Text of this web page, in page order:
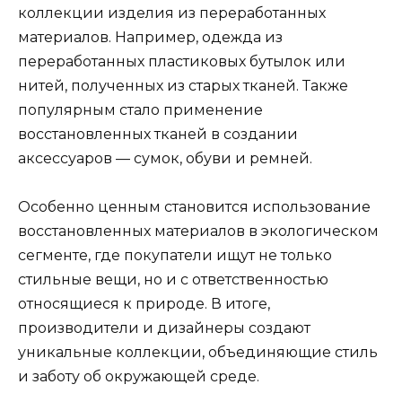
коллекции изделия из переработанных
материалов. Например, одежда из
переработанных пластиковых бутылок или
нитей, полученных из старых тканей. Также
популярным стало применение
восстановленных тканей в создании
аксессуаров — сумок, обуви и ремней.
Особенно ценным становится использование
восстановленных материалов в экологическом
сегменте, где покупатели ищут не только
стильные вещи, но и с ответственностью
относящиеся к природе. В итоге,
производители и дизайнеры создают
уникальные коллекции, объединяющие стиль
и заботу об окружающей среде.